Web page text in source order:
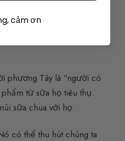
Socquet-Juglard, tác
hoa nhận xét. Nhưng
đến văn hóa và nền văn
phương Tây là “người có
từ sữa họ tiêu thụ.
sữa chua với họ.
có thể thu hút chúng ta
cảm ơn